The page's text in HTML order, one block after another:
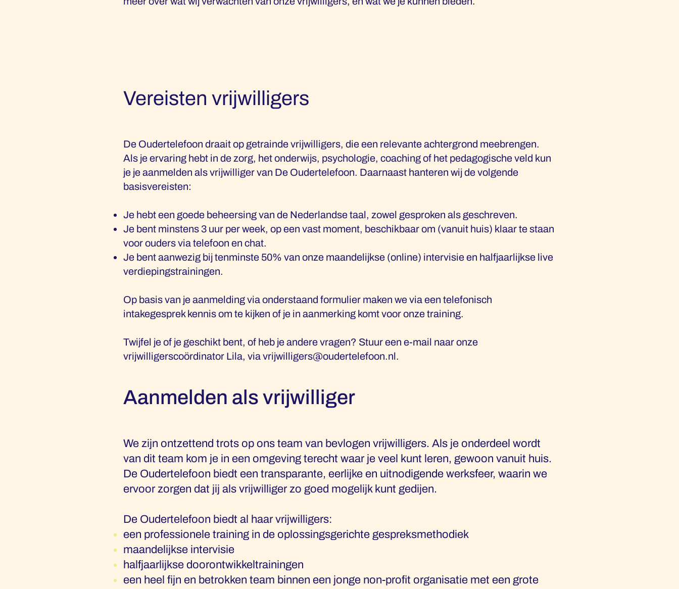
Vereisten vrijwilligers
De Oudertelefoon draait op getrainde vrijwilligers, die een relevante achtergrond meebrengen.
Als je ervaring hebt in de zorg, het onderwijs, psychologie, coaching of het pedagogische veld kun
je je aanmelden als vrijwilliger van De Oudertelefoon. Daarnaast hanteren wij de volgende
basisvereisten:
Je hebt een goede beheersing van de Nederlandse taal, zowel gesproken als geschreven.
Je bent minstens 3 uur per week, op een vast moment, beschikbaar om (vanuit huis) klaar te staan
voor ouders via telefoon en chat.
Je bent aanwezig bij tenminste 50% van onze maandelijkse (online) intervisie en halfjaarlijkse live
verdiepingstrainingen.
Op basis van je aanmelding via onderstaand formulier maken we via een telefonisch
intakegesprek kennis om te kijken of je in aanmerking komt voor onze training.
Twijfel je of je geschikt bent, of heb je andere vragen? Stuur een e-mail naar onze
vrijwilligerscoördinator Lila, viavrijwilligers@oudertelefoon.nl.
Aanmelden als vrijwilliger
We zijn ontzettend trots op ons team van bevlogen vrijwilligers. Als je onderdeel wordt
van dit team kom je in een omgeving terecht waar je veel kunt leren, gewoon vanuit huis.
De Oudertelefoon biedt een transparante, eerlijke en uitnodigende werksfeer, waarin we
ervoor zorgen dat jij als vrijwilliger zo goed mogelijk kunt gedijen.
De Oudertelefoon biedt al haar vrijwilligers:
een professionele training in de oplossingsgerichte gespreksmethodiek
maandelijkse intervisie
halfjaarlijkse doorontwikkeltrainingen
een heel fijn en betrokken team binnen een jonge non-profit organisatie met een grote